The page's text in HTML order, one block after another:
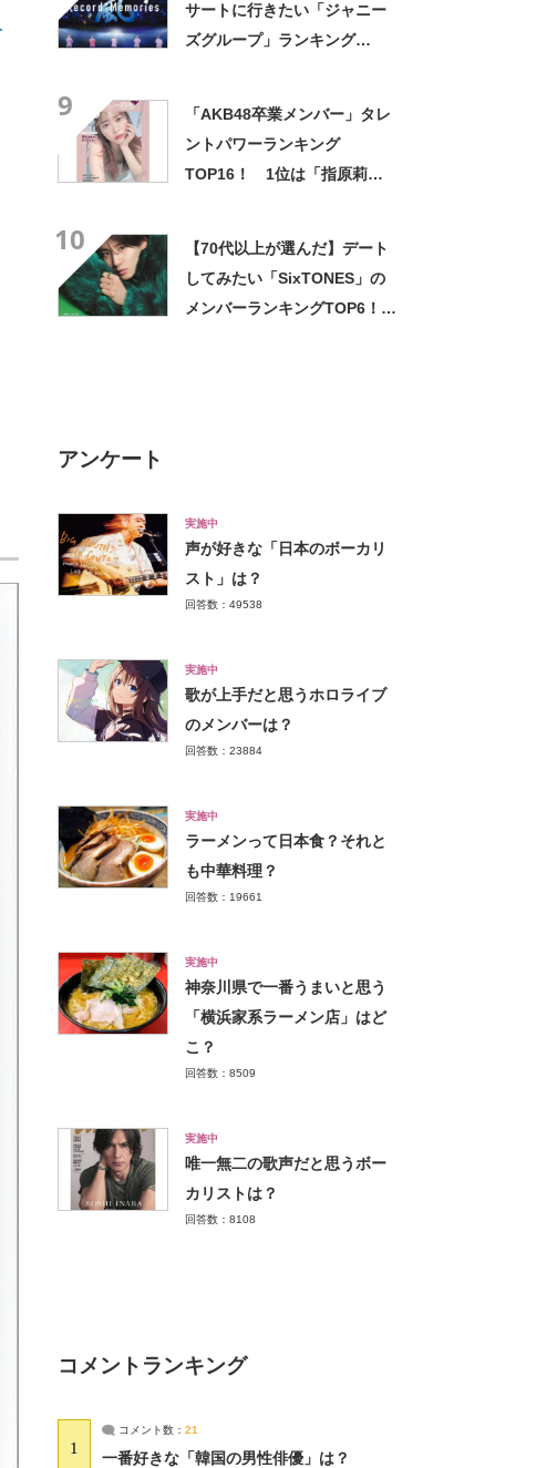
サートに行きたい「ジャニー
ズグループ」ランキング
9
「AKB48卒業メンバー」タレ
ントパワーランキング
TOP16！ 1位は「指原莉
10
【70代以上が選んだ】デート
してみたい「SixTONES」の
メンバーランキングTOP6！
アンケート
実施中
声が好きな「日本のボーカリ
スト」は？
回答数：49538
実施中
歌が上手だと思うホロライブ
のメンバーは？
回答数：23884
実施中
ラーメンって日本食？それと
も中華料理？
回答数：19661
実施中
神奈川県で一番うまいと思う
「横浜家系ラーメン店」はど
こ？
回答数：8509
実施中
唯一無二の歌声だと思うボー
カリストは？
回答数：8108
コメントランキング
1
コメント数： 21
一番好きな「韓国の男性俳優」は？